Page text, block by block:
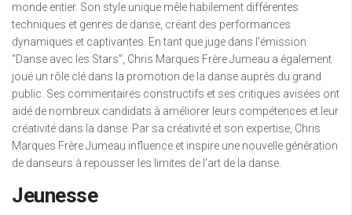
monde entier. Son style unique mêle habilement différentes
techniques et genres de danse, créant des performances
dynamiques et captivantes. En tant que juge dans l’émission
“Danse avec les Stars”, Chris Marques Frère Jumeau a également
joué un rôle clé dans la promotion de la danse auprès du grand
public. Ses commentaires constructifs et ses critiques avisées ont
aidé de nombreux candidats à améliorer leurs compétences et leur
créativité dans la danse. Par sa créativité et son expertise, Chris
Marques Frère Jumeau influence et inspire une nouvelle génération
de danseurs à repousser les limites de l’art de la danse.
Jeunesse